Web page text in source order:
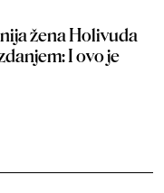
žena Holivuda
I ovo je